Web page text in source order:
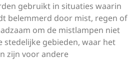
gebruikt in situaties waarin
belemmerd door mist, regen of
om de mistlampen niet
stedelijke gebieden, waar het
zijn voor andere